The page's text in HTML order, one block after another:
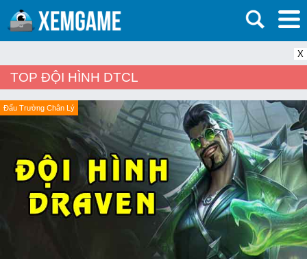
X
TOP ĐỘI HÌNH DTCL
Đấu Trường Chân Lý